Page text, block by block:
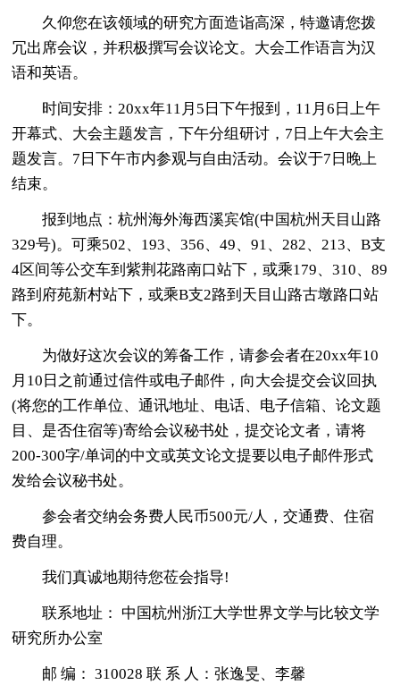
久仰您在该领域的研究方面造诣高深，特邀请您拨
冗出席会议，并积极撰写会议论文。大会工作语言为汉
语和英语。
时间安排：20xx年11月5日下午报到，11月6日上午
开幕式、大会主题发言，下午分组研讨，7日上午大会主
题发言。7日下午市内参观与自由活动。会议于7日晚上
结束。
报到地点：杭州海外海西溪宾馆(中国杭州天目山路
329号)。可乘502、193、356、49、91、282、213、B支
4区间等公交车到紫荆花路南口站下，或乘179、310、89
路到府苑新村站下，或乘B支2路到天目山路古墩路口站
下。
为做好这次会议的筹备工作，请参会者在20xx年10
月10日之前通过信件或电子邮件，向大会提交会议回执
(将您的工作单位、通讯地址、电话、电子信箱、论文题
目、是否住宿等)寄给会议秘书处，提交论文者，请将
200-300字/单词的中文或英文论文提要以电子邮件形式
发给会议秘书处。
参会者交纳会务费人民币500元/人，交通费、住宿
费自理。
我们真诚地期待您莅会指导!
联系地址： 中国杭州浙江大学世界文学与比较文学
研究所办公室
邮 编： 310028 联 系 人：张逸旻、李馨